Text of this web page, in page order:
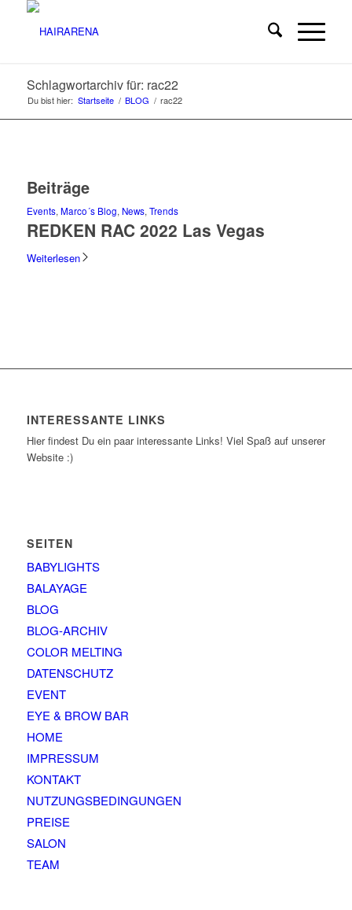
Schlagwortarchiv für: rac22
Du bist hier: Startseite / BLOG / rac22
Beiträge
Events, Marco´s Blog, News, Trends
REDKEN RAC 2022 Las Vegas
Weiterlesen
INTERESSANTE LINKS
Hier findest Du ein paar interessante Links! Viel Spaß auf unserer
Website :)
SEITEN
BABYLIGHTS
BALAYAGE
BLOG
BLOG-ARCHIV
COLOR MELTING
DATENSCHUTZ
EVENT
EYE & BROW BAR
HOME
IMPRESSUM
KONTAKT
NUTZUNGSBEDINGUNGEN
PREISE
SALON
TEAM